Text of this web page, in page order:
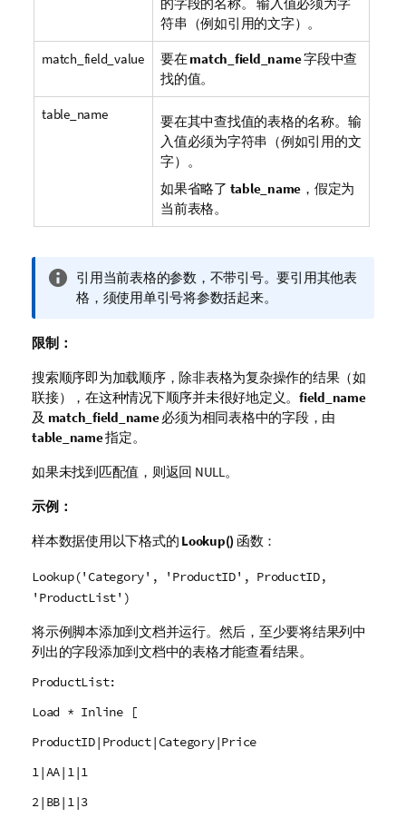
符串（例如引用的文字）。
match_field_value 要在 match_field_name字段中查
找的值。
table_name
要在其中查找值的表格的名称。输
入值必须为字符串（例如引用的文
字）。
如果省略了 table_name ，假定为
当前表格。
信
息
引用当前表格的参数，不带引号。要引用其他表
格，须使用单引号将参数括起来。
限制：
搜索顺序即为加载顺序，除非表格为复杂操作的结果（如
联接），在这种情况下顺序并未很好地定义。 field_name
及 match_field_name必须为相同表格中的字段，由
table_name指定。
如果未找到匹配值，则返回 NULL。
示例：
样本数据使用以下格式的 Lookup() 函数：
Lookup('Category', 'ProductID', ProductID,
'ProductList')
将示例脚本添加到文档并运行。然后，至少要将结果列中
列出的字段添加到文档中的表格才能查看结果。
ProductList:
Load * Inline [
ProductID|Product|Category|Price
1|AA|1|1
2|BB|1|3